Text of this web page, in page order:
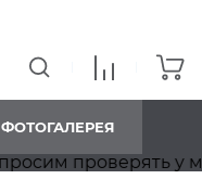
ФОТОГАЛЕРЕЯ
проверять у